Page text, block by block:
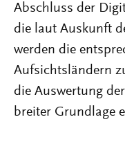
Abschluss der
die laut Auskunft
werden die
Aufsichtsländern
die Auswertung
breiter Grundlage